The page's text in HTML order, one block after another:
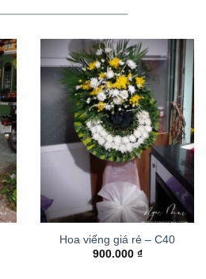
Hoa viếng giá rẻ – C40
900.000 ₫